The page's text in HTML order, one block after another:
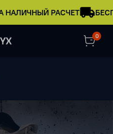
НАЛИЧНЫЙ РАСЧЕТ
0